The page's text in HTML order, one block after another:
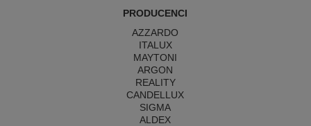
PRODUCENCI
AZZARDO
ITALUX
MAYTONI
ARGON
REALITY
CANDELLUX
SIGMA
ALDEX